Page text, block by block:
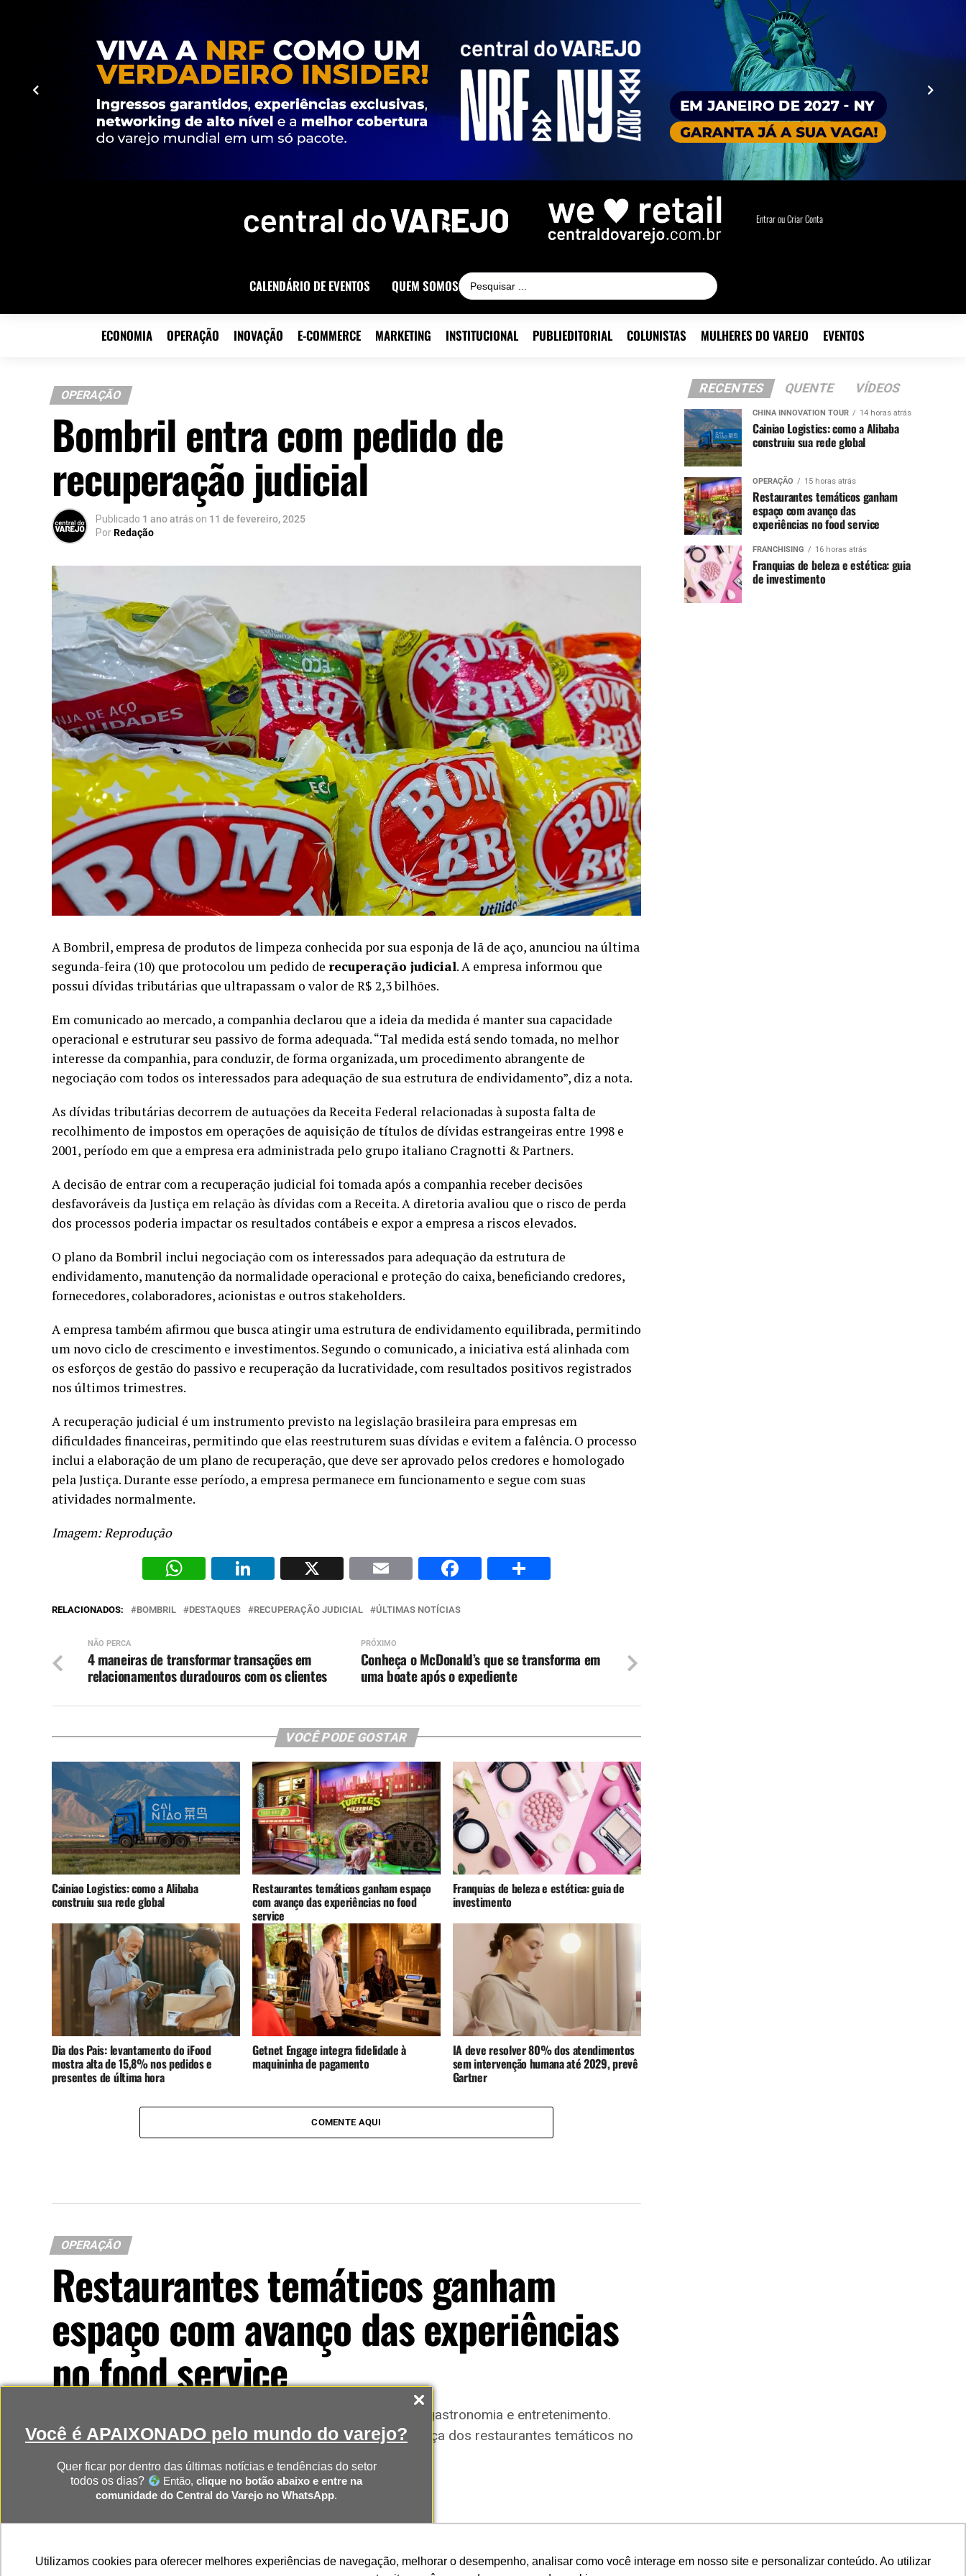
Você é APAIXONADO pelo mundo do varejo?
Quer ficar por dentro das últimas notícias e tendências do setor
todos os dias?
Então, clique no botão abaixo e entre na
comunidade do Central do Varejo no WhatsApp.
NOTÍCIAS DIRETO NO SEU WHATSAPP
Utilizamos cookies para oferecer melhores experiências de navegação, melhorar o desempenho, analisar como você interage em nosso site e personalizar conteúdo. Ao utilizar
Entrar ou Criar Conta
CALENDÁRIO DE EVENTOS QUEM SOMOS
ECONOMIA OPERAÇÃO INOVAÇÃO E-COMMERCE MARKETING INSTITUCIONAL PUBLIEDITORIAL COLUNISTAS MULHERES DO VAREJO EVENTOS
OPERAÇÃO
Bombril entra com pedido de
recuperação judicial
Publicado 1 ano atrás on 11 de fevereiro, 2025
PorRedação
A Bombril, empresa de produtos de limpeza conhecida por sua esponja de lã de aço, anunciou na última
segunda-feira (10) que protocolou um pedido de recuperação judicial. A empresa informou que
possui dívidas tributárias que ultrapassam o valor de R$ 2,3 bilhões.
Em comunicado ao mercado, a companhia declarou que a ideia da medida é manter sua capacidade
operacional e estruturar seu passivo de forma adequada. “Tal medida está sendo tomada, no melhor
interesse da companhia, para conduzir, de forma organizada, um procedimento abrangente de
negociação com todos os interessados para adequação de sua estrutura de endividamento”, diz a nota.
As dívidas tributárias decorrem de autuações da Receita Federal relacionadas à suposta falta de
recolhimento de impostos em operações de aquisição de títulos de dívidas estrangeiras entre 1998 e
2001, período em que a empresa era administrada pelo grupo italiano Cragnotti & Partners.
A decisão de entrar com a recuperação judicial foi tomada após a companhia receber decisões
desfavoráveis da Justiça em relação às dívidas com aReceita. A diretoria avaliou que o risco de perda
dos processos poderia impactar os resultados contábeis e expor a empresa a riscos elevados.
O plano da Bombril inclui negociação com os interessados para adequação da estrutura de
endividamento, manutenção da normalidade operacional e proteção do caixa, beneficiando credores,
fornecedores, colaboradores, acionistas e outros stakeholders.
A empresa também afirmou que busca atingir uma estrutura de endividamento equilibrada, permitindo
um novo ciclo de crescimento e investimentos. Segundo o comunicado, a iniciativa está alinhada com
os esforços de gestão do passivo e recuperação da lucratividade, com resultados positivos registrados
nos últimos trimestres.
A recuperação judicial é um instrumento previsto na legislação brasileira para empresas em
dificuldades financeiras, permitindo que elas reestruturem suas dívidas e evitem a falência. O processo
inclui a elaboração de um plano de recuperação, que deve ser aprovado pelos credores e homologado
pela Justiça. Durante esse período, a empresa permanece em funcionamento e segue com suas
atividades normalmente.
Imagem: Reprodução
WhatsAppLinkedIn
X Email Facebook
RELACIONADOS: BOMBRIL DESTAQUES RECUPERAÇÃO JUDICIAL ÚLTIMAS NOTÍCIAS
PRÓXIMO
Conheça o McDonald’s que se transforma em
uma boate após o expediente
NÃO PERCA
4 maneiras de transformar transações em
relacionamentos duradouros com os clientes
VOCÊ PODE GOSTAR
Cainiao Logistics: como a Alibaba
construiu sua rede global
Restaurantes temáticos ganham espaço
com avanço das experiências no food
service
Franquias de beleza e estética: guia de
investimento
Dia dos Pais: levantamento do iFood
mostra alta de 15,8% nos pedidos e
presentes de última hora
Getnet Engage integra fidelidade à
maquininha de pagamento
IA deve resolver 80% dos atendimentos
sem intervenção humana até 2029, prevê
Gartner
COMENTE AQUI
OPERAÇÃO
Restaurantes temáticos ganham
espaço com avanço das experiências
no food service
Consumidores buscam cada vez mais experiências que unem gastronomia e entretenimento.
Nesse cenário, novas operações licenciadas ampliam a presença dos restaurantes temáticos no
RECENTES QUENTE VÍDEOS
CHINA INNOVATION TOUR 14 horas atrás
Cainiao Logistics: como a Alibaba
construiu sua rede global
OPERAÇÃO 15 horas atrás
Restaurantes temáticos ganham
espaço com avanço das
experiências no food service
FRANCHISING 16 horas atrás
Franquias de beleza e estética: guia
de investimento